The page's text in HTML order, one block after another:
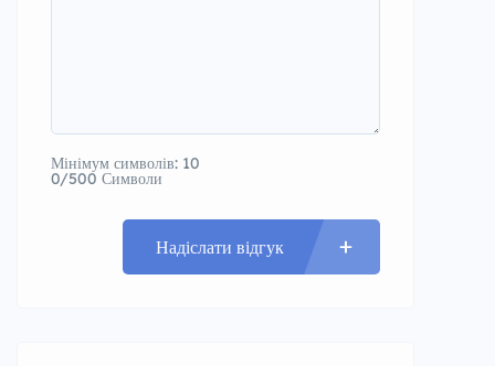
Мінімум символів: 10
0/500 Символи
Надіслати відгук